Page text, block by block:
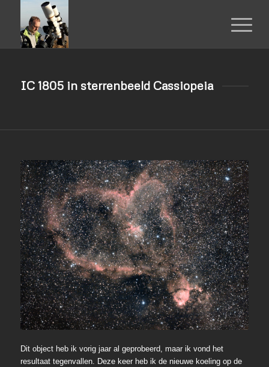
IC 1805 in sterrenbeeld Cassiopeia
Dit object heb ik vorig jaar al geprobeerd, maar ik vond het
resultaat tegenvallen. Deze keer heb ik de nieuwe koeling op de